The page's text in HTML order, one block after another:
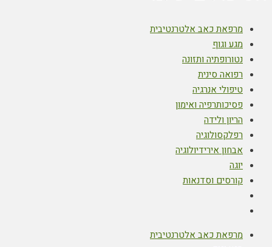
מרפאת כאב אלטרנטיבית
מגע וגוף
נטורופתיה ותזונה
רפואה סינית
טיפולי אנרגיה
פסיכותרפיה ואימון
הריון ולידה
רפלקסולוגיה
אבחון אירידיולוגיה
יוגה
קורסים וסדנאות
מרפאת כאב אלטרנטיבית